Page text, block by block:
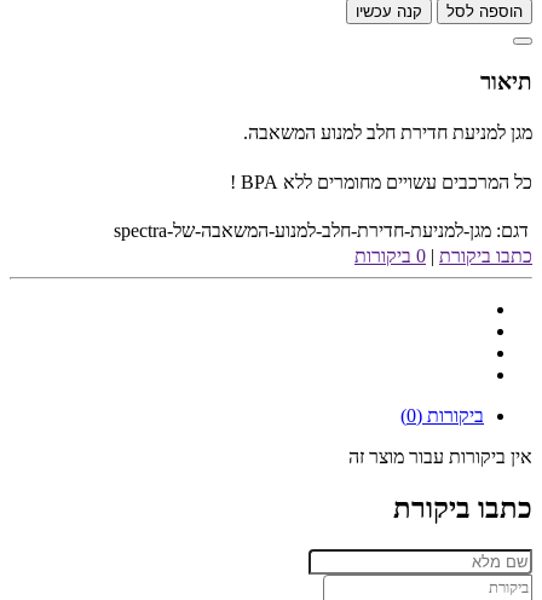
הוספה לסל קנה עכשיו
תיאור
מגן למניעת חדירת חלב למנוע המשאבה.
כל המרכבים עשויים מחומרים ללא BPA !
דגם: מגן-למניעת-חדירת-חלב-למנוע-המשאבה-של-spectra
כתבו ביקורת | 0 ביקורות
ביקורות (0)
אין ביקורות עבור מוצר זה
כתבו ביקורת